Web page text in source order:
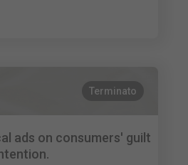
Terminato
ads on consumers' guilt